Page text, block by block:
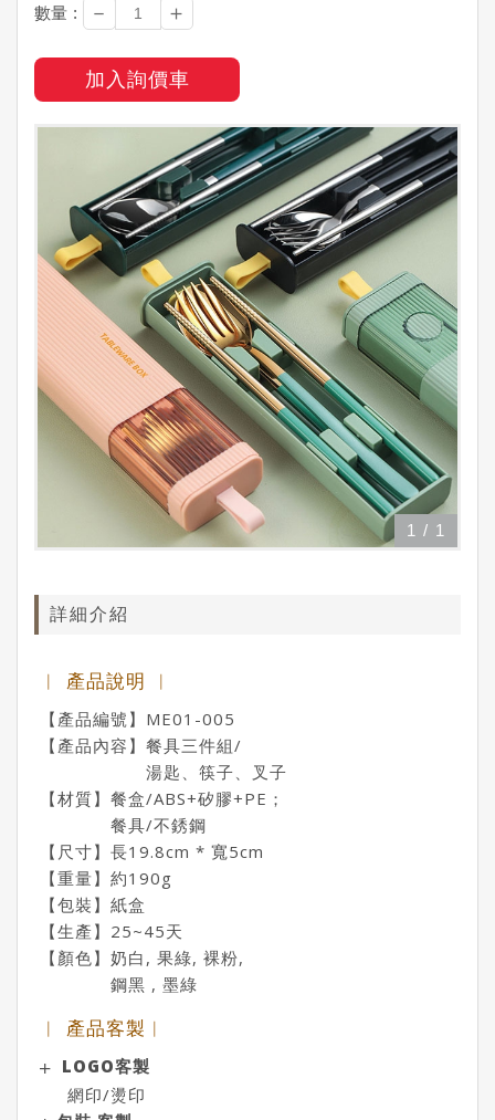
數量 : － ＋
加入詢價車
1 / 1
詳細介紹
︱ 產品說明 ︱
【產品編號】ME01-005
【產品內容】餐具三件組/
湯匙、筷子、叉子
【材質】餐盒/ABS+矽膠+PE；
餐具/不銹鋼
【尺寸】長19.8cm * 寬5cm
【重量】約190g
【包裝】紙盒
【生產】25~45天
【顏色】奶白, 果綠, 裸粉,
鋼黑 , 墨綠
︱ 產品客製︱
LOGO客製
網印/燙印